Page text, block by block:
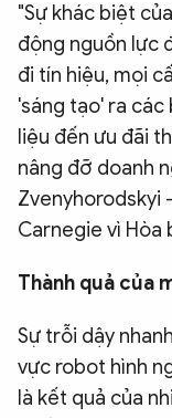
"Sự khác biệt
động nguồn lực
đi tín hiệu, mọi
'sáng tạo' ra
liệu đến ưu đãi
nâng đỡ doanh
Zvenyhorodskyi
Carnegie vì Hòa
Thành quả của
Sự trỗi dậy
vực robot hình
là kết quả của